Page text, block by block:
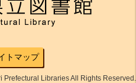
トマップ
Prefectural Libraries All Rights Reserved.